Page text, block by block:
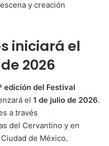
y creación
iniciará el
2026
edición del Festival
el 1 de julio de 2026.
a través
del Cervantino y en
de México.